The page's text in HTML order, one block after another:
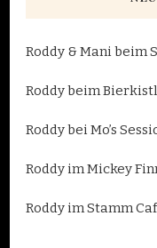
Roddy & Mani beim
Roddy beim
Roddy bei Mo’s
Roddy im Mickey
Roddy im Stamm